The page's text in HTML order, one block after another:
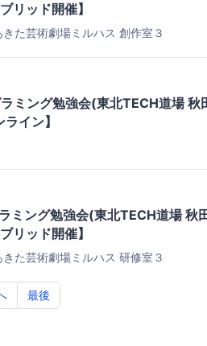
ッド開催】
きた芸術劇場ミルハス 創作室３
ミング勉強会(東北TECH道場 秋
イン】
ミング勉強会(東北TECH道場 秋
ッド開催】
きた芸術劇場ミルハス 研修室３
最後